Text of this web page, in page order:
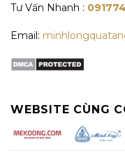
Tư Vấn Nhanh :
Email:
WEBSITE CÙNG